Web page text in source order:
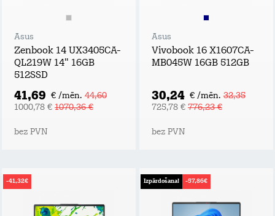
Asus
Zenbook 14 UX3405CA-
QL219W 14" 16GB
512SSD
41,69 € /mēn. 44,60
1000,78 € 1070,36 €
bez PVN
Asus
Vivobook 16 X1607CA-
MB045W 16GB 512GB
30,24 € /mēn. 32,35
725,78 € 776,23 €
bez PVN
-41,32€ Izpārdošana! -57,86€